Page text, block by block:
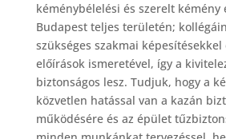
kéménybélelési és szerelt
Budapest teljes területén;
szükséges szakmai képesítésekkel
előírások ismeretével, így a
biztonságos lesz. Tudjuk, hogy a
közvetlen hatással van a kazán
működésére és az épület